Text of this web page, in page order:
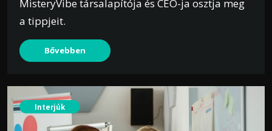
MisteryVibe társalapítója és CEO-ja osztja meg
a tippjeit.
Bővebben
Interjúk